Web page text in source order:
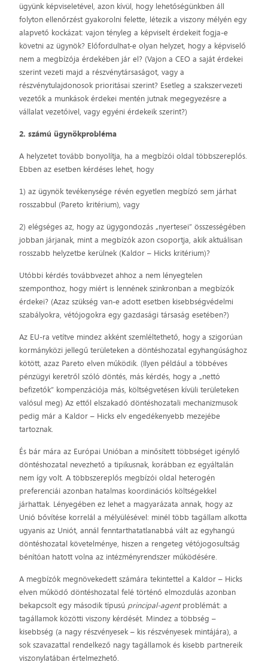
ügyünk képviseletével, azon kívül, hogy lehetőségünkben áll
folyton ellenőrzést gyakorolni felette, létezik a viszony mélyén egy
alapvető kockázat: vajon tényleg a képviselt érdekeit fogja-e
követni az ügynök? Előfordulhat-e olyan helyzet, hogy a képviselő
nem a megbízója érdekében jár el? (Vajon a CEO a saját érdekei
szerint vezeti majd a részvénytársaságot, vagy a
részvénytulajdonosok prioritásai szerint? Esetleg a szakszervezeti
vezetők a munkások érdekei mentén jutnak megegyezésre a
vállalat vezetőivel, vagy egyéni érdekeik szerint?)
2. számú ügynökprobléma
A helyzetet tovább bonyolítja, ha a megbízói oldal többszereplős.
Ebben az esetben kérdéses lehet, hogy
1) az ügynök tevékenysége révén egyetlen megbízó sem járhat
rosszabbul (Pareto kritérium), vagy
2) elégséges az, hogy az ügygondozás „nyertesei” összességében
jobban járjanak, mint a megbízók azon csoportja, akik aktuálisan
rosszabb helyzetbe kerülnek (Kaldor – Hicks kritérium)?
Utóbbi kérdés továbbvezet ahhoz a nem lényegtelen
szemponthoz, hogy miért is lennének szinkronban a megbízók
érdekei? (Azaz szükség van-e adott esetben kisebbségvédelmi
szabályokra, vétójogokra egy gazdasági társaság esetében?)
Az EU-ra vetítve mindez akként szemléltethető, hogy a szigorúan
kormányközi jellegű területeken a döntéshozatal egyhangúsághoz
kötött, azaz Pareto elven működik. (Ilyen például a többéves
pénzügyi keretről szóló döntés, más kérdés, hogy a „nettó
befizetők” kompenzációja más, költségvetésen kívüli területeken
valósul meg) Az ettől elszakadó döntéshozatali mechanizmusok
pedig már a Kaldor – Hicks elv engedékenyebb mezejébe
tartoznak.
És bár mára az Európai Unióban a minősített többséget igénylő
döntéshozatal nevezhető a tipikusnak, korábban ez egyáltalán
nem így volt. A többszereplős megbízói oldal heterogén
preferenciái azonban hatalmas koordinációs költségekkel
járhattak. Lényegében ez lehet a magyarázata annak, hogy az
Unió bővítése korrelál a mélyülésével: minél több tagállam alkotta
ugyanis az Uniót, annál fenntarthatatlanabbá vált az egyhangú
döntéshozatal követelménye, hiszen a rengeteg vétójogosultság
bénítóan hatott volna az intézményrendszer működésére.
A megbízók megnövekedett számára tekintettel a Kaldor – Hicks
elven működő döntéshozatal felé történő elmozdulás azonban
bekapcsolt egy második típusú principal-agentproblémát: a
tagállamok közötti viszony kérdését. Mindez a többség –
kisebbség (a nagy részvényesek – kis részvényesek mintájára), a
sok szavazattal rendelkező nagy tagállamok és kisebb partnereik
viszonylatában értelmezhető.